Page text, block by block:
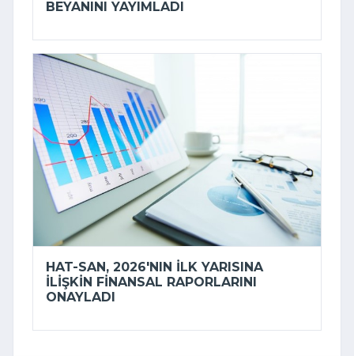
BEYANINI YAYIMLADI
HAT-SAN, 2026'NIN ILK YARISINA
ILIŞKIN FINANSAL RAPORLARINI
ONAYLADI